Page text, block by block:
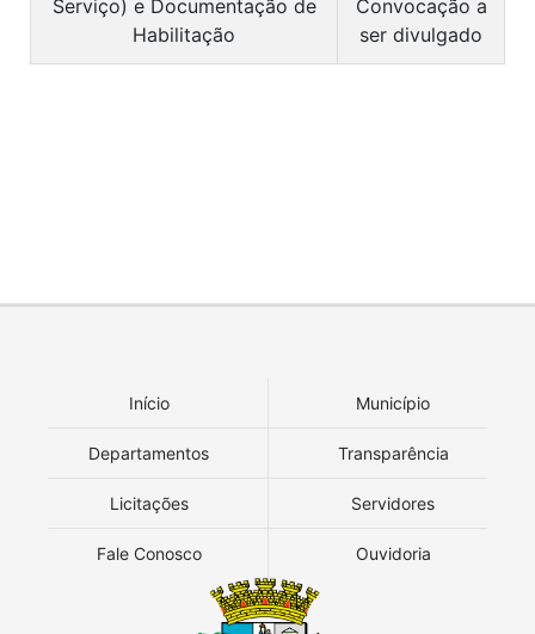
Serviço) e Documentação de
Habilitação
Convocação a
ser divulgado
Início Município
Departamentos Transparência
Licitações Servidores
Fale Conosco Ouvidoria